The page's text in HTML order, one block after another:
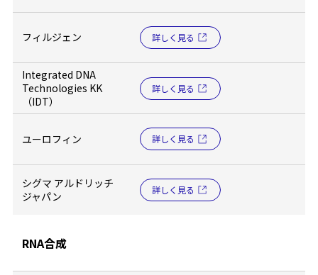
フィルジェン 詳しく見る
Integrated DNA
Technologies KK
（IDT）
詳しく見る
ユーロフィン 詳しく見る
シグマ アルドリッチ
ジャパン
詳しく見る
RNA合成